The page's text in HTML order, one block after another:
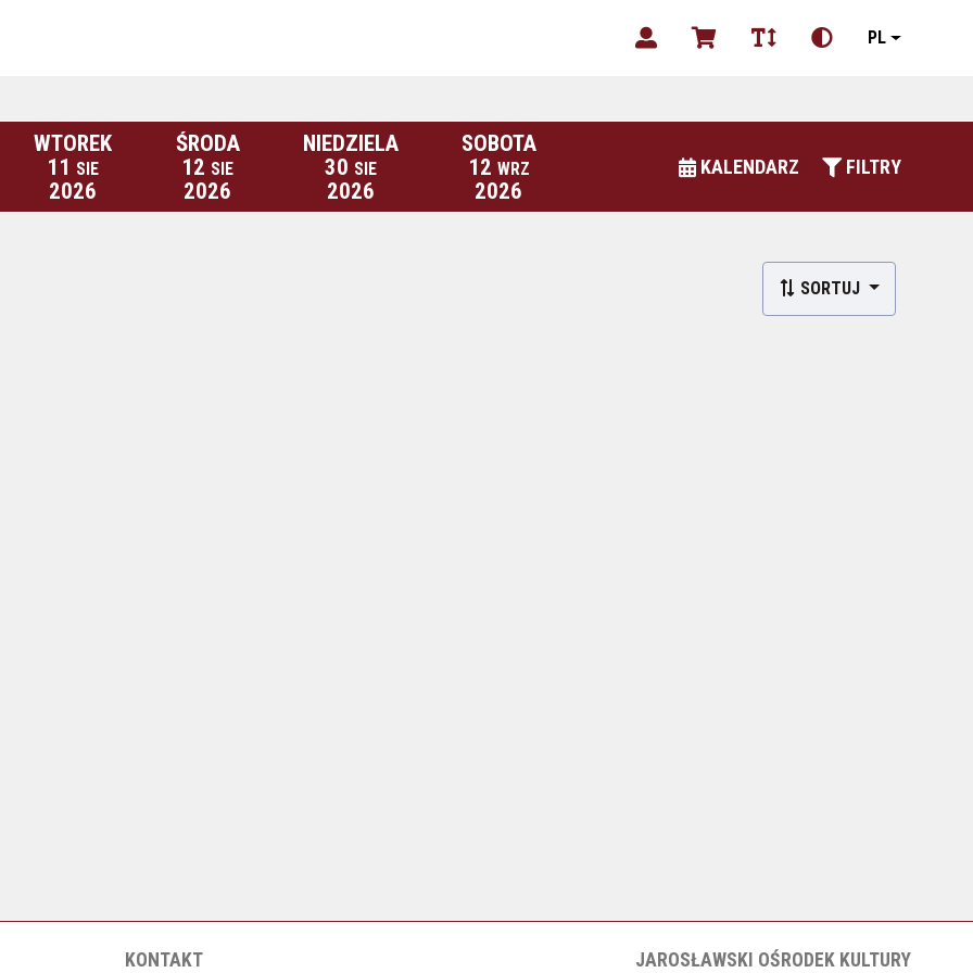
PL
WTOREK
11 SIE
2026
ŚRODA
12 SIE
2026
NIEDZIELA
30 SIE
2026
SOBOTA
12 WRZ
2026
KALENDARZ FILTRY
SORTUJ
KONTAKT JAROSŁAWSKI OŚRODEK KULTURY